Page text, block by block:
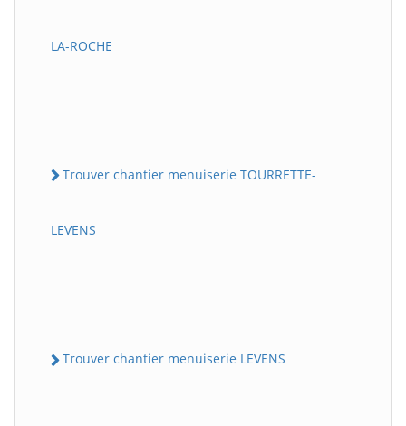
LA-ROCHE
Trouver chantier menuiserie TOURRETTE-
LEVENS
Trouver chantier menuiserie LEVENS